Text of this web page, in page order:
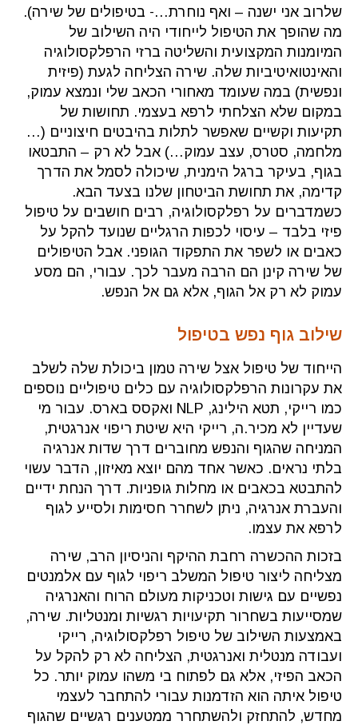
שלרוב אני ישנה – ואף נוחרת…- בטיפולים של שירה).
מה שהופך את הטיפול לייחודי היה השילוב של
המיומנות המקצועית והשליטה ברזי הרפלקסולוגיה
והאינטואיטיביות שלה. שירה הצליחה לגעת (פיזית
ונפשית) במה שעומד מאחורי הכאב שלי ונמצא עמוק,
במקום שלא הצלחתי לרפא בעצמי. תחושות של
תקיעות וקשיים שאפשר לתלות בהיבטים חיצוניים (…
מלחמה, סטרס, עצב עמוק…) אבל לא רק – התבטאו
בגוף, בעיקר ברגל הימנית, שיכולה לסמל את הדרך
קדימה, את תחושת הביטחון שלנו בצעד הבא.
כשמדברים על רפלקסולוגיה, רבים חושבים על טיפול
פיזי בלבד – עיסוי לכפות הרגליים שנועד להקל על
כאבים או לשפר את התפקוד הגופני. אבל הטיפולים
של שירה קינן הם הרבה מעבר לכך. עבורי, הם מסע
עמוק לא רק אל הגוף, אלא גם אל הנפש.
שילוב גוף נפש בטיפול
הייחוד של טיפול אצל שירה טמון ביכולת שלה לשלב
את עקרונות הרפלקסולוגיה עם כלים טיפוליים נוספים
כמו רייקי, תטא הילינג, NLP ואקסס בארס. עבור מי
שעדיין לא מכיר.ה, רייקי היא שיטת ריפוי אנרגטית,
המניחה שהגוף והנפש מחוברים דרך שדות אנרגיה
בלתי נראים. כאשר אחד מהם יוצא מאיזון, הדבר עשוי
להתבטא בכאבים או מחלות גופניות. דרך הנחת ידיים
והעברת אנרגיה, ניתן לשחרר חסימות ולסייע לגוף
לרפא את עצמו.
בזכות ההכשרה רחבת ההיקף והניסיון הרב, שירה
מצליחה ליצור טיפול המשלב ריפוי לגוף עם אלמנטים
נפשיים עם גישות וטכניקות מעולם הרוח והאנרגיה
שמסייעות בשחרור תקיעויות רגשיות ומנטליות. שירה,
באמצעות השילוב של טיפול רפלקסולוגיה, רייקי
ועבודה מנטלית ואנרגטית, הצליחה לא רק להקל על
הכאב הפיזי, אלא גם לפתוח בי משהו עמוק יותר. כל
טיפול איתה הוא הזדמנות עבורי להתחבר לעצמי
מחדש, להתחזק ולהשתחרר ממטענים רגשיים שהגוף